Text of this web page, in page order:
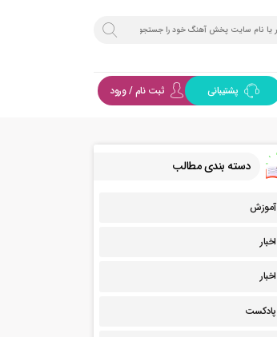
پشتیبانی ثبت نام / ورود
دسته بندی مطالب
آموزش
اخبار
اخبار
پادکست